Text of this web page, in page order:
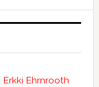
Erkki Ehrnrooth